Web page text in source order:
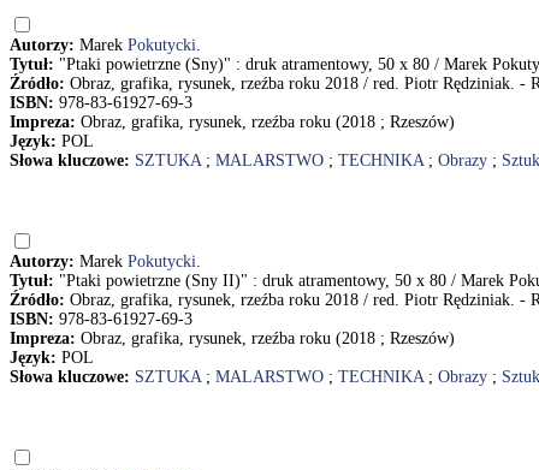
Autorzy: Marek Pokutycki.
Tytuł: "Ptaki powietrzne (Sny)" : druk atramentowy, 50 x 80 / Marek
Źródło: Obraz, grafika, rysunek, rzeźba roku 2018 / red. Piotr Rędziniak. -
ISBN: 978-83-61927-69-3
Impreza: Obraz, grafika, rysunek, rzeźba roku (2018 ; Rzeszów)
Język: POL
Słowa kluczowe: SZTUKA; MALARSTWO ; TECHNIKA; Obrazy ;
Autorzy: Marek Pokutycki.
Tytuł: "Ptaki powietrzne (Sny II)" : druk atramentowy, 50 x 80 / Marek
Źródło: Obraz, grafika, rysunek, rzeźba roku 2018 / red. Piotr Rędziniak. -
ISBN: 978-83-61927-69-3
Impreza: Obraz, grafika, rysunek, rzeźba roku (2018 ; Rzeszów)
Język: POL
Słowa kluczowe: SZTUKA; MALARSTWO ; TECHNIKA; Obrazy ;